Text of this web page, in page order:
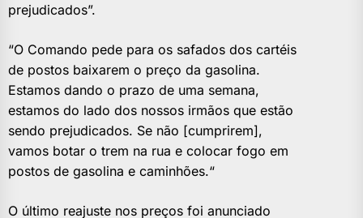
prejudicados”.
“O Comando pede para os safados dos cartéis
de postos baixarem o preço da gasolina.
Estamos dando o prazo de uma semana,
estamos do lado dos nossos irmãos que estão
sendo prejudicados. Se não [cumprirem],
vamos botar o trem na rua e colocar fogo em
postos de gasolina e caminhões.“
O último reajuste nos preços foi anunciado